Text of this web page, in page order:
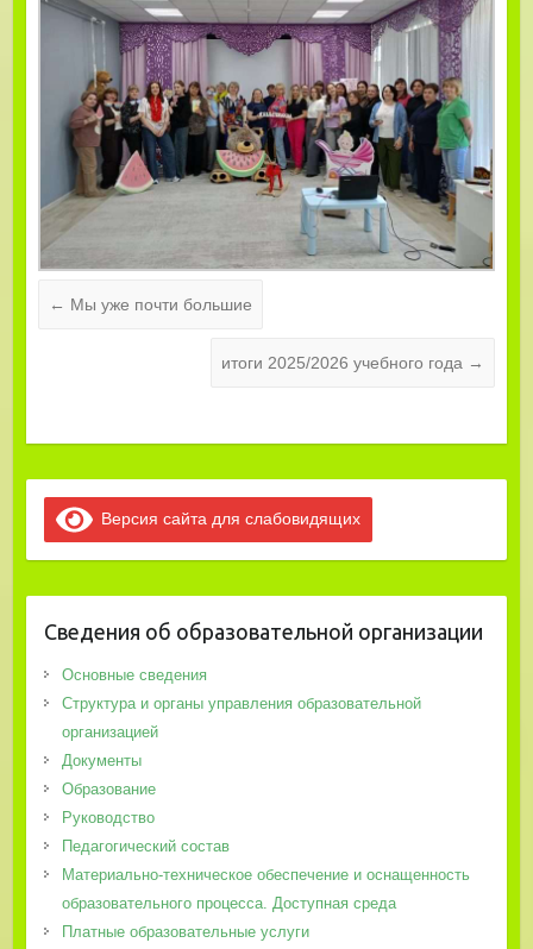
← Мы уже почти большие
итоги 2025/2026 учебного года →
Версия сайта для слабовидящих
Сведения об образовательной организации
Основные сведения
Структура и органы управления образовательной
организацией
Документы
Образование
Руководство
Педагогический состав
Материально-техническое обеспечение и оснащенность
образовательного процесса. Доступная среда
Платные образовательные услуги